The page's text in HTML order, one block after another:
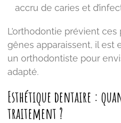
accru de caries et
L’orthodontie prévient
gênes apparaissent, il est
un orthodontiste pour
adapté.
Esthétique dentaire :
traitement ?